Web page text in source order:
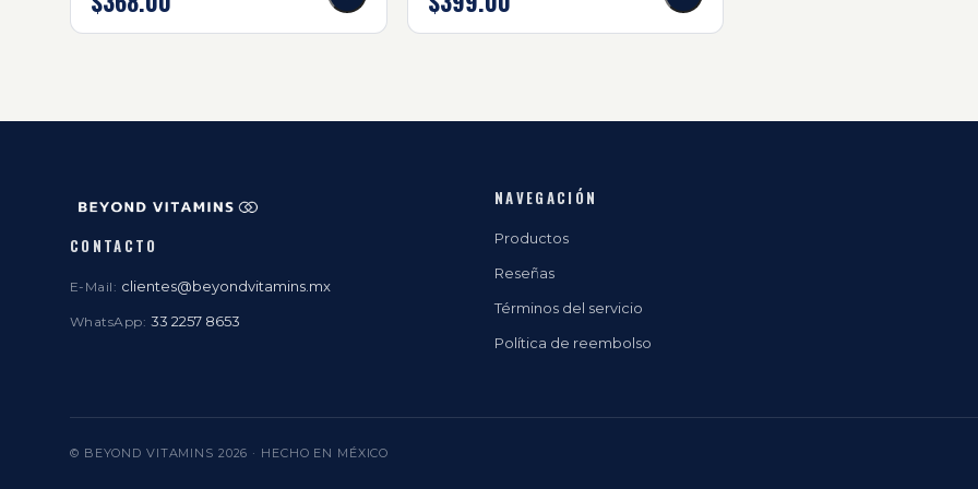
CONTACTO
E-Mail: clientes@beyondvitamins.mx
WhatsApp: 33 2257 8653
NAVEGACIÓN
Productos
Reseñas
Términos del servicio
Política de reembolso
© BEYOND VITAMINS 2026 · HECHO EN MÉXICO